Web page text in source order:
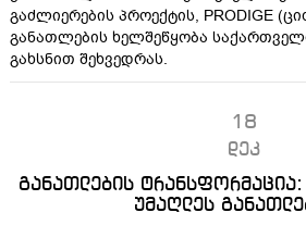
გაძლიერების პროექტის, PRODIGE
განათლების ხელშეწყობა
გახსნით შეხვედრას.
18
დეკ
განათლების
უმაღლეს